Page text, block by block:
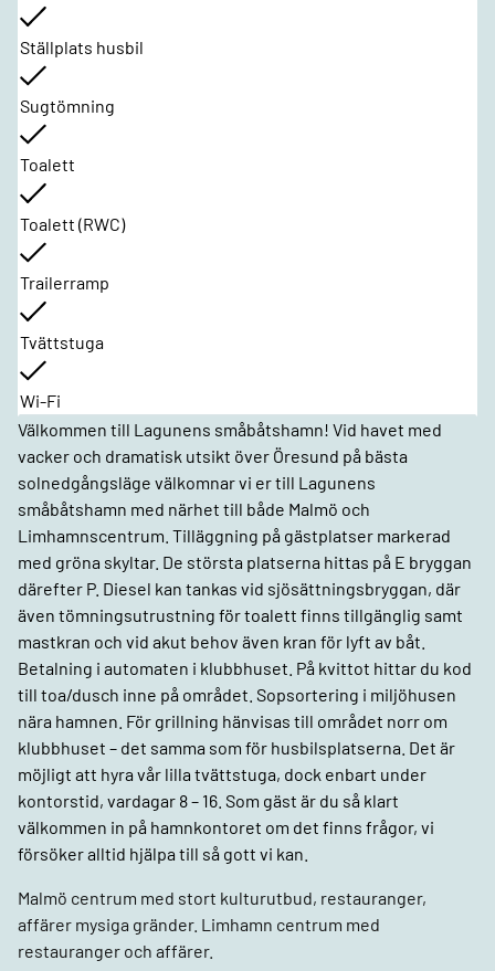
Ställplats husbil
Sugtömning
Toalett
Toalett (RWC)
Trailerramp
Tvättstuga
Wi-Fi
Välkommen till Lagunens småbåtshamn! Vid havet med
vacker och dramatisk utsikt över Öresund på bästa
solnedgångsläge välkomnar vi er till Lagunens
småbåtshamn med närhet till både Malmö och
Limhamnscentrum. Tilläggning på gästplatser markerad
med gröna skyltar. De största platserna hittas på E bryggan
därefter P. Diesel kan tankas vid sjösättningsbryggan, där
även tömningsutrustning för toalett finns tillgänglig samt
mastkran och vid akut behov även kran för lyft av båt.
Betalning i automaten i klubbhuset. På kvittot hittar du kod
till toa/dusch inne på området. Sopsortering i miljöhusen
nära hamnen. För grillning hänvisas till området norr om
klubbhuset – det samma som för husbilsplatserna. Det är
möjligt att hyra vår lilla tvättstuga, dock enbart under
kontorstid, vardagar 8 – 16. Som gäst är du så klart
välkommen in på hamnkontoret om det finns frågor, vi
försöker alltid hjälpa till så gott vi kan.
Malmö centrum med stort kulturutbud, restauranger,
affärer mysiga gränder. Limhamn centrum med
restauranger och affärer.